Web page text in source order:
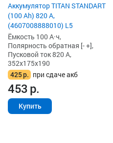
Аккумулятор TITAN STANDART
(100 Ah) 820 А,
(4607008888010) L5
Ёмкость 100 А·ч,
Полярность обратная [- +],
Пусковой ток 820 А,
352x175x190
425р. при сдаче акб
453р.
Купить